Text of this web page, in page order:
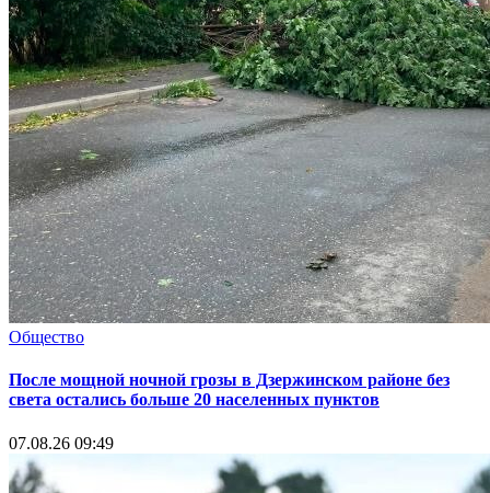
Общество
После мощной ночной грозы в Дзержинском районе без
света остались больше 20 населенных пунктов
07.08.26 09:49